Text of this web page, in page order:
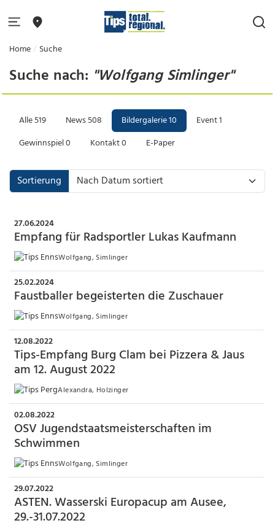
Home Suche
Suche nach: "Wolfgang Simlinger"
Alle519 News508 Bildergalerie10 Event1
Gewinnspiel0 Kontakt0 E-Paper
Sortierung
27.06.2024
Empfang für Radsportler Lukas Kaufmann
Wolfgang, Simlinger
25.02.2024
Faustballer begeisterten die Zuschauer
Wolfgang, Simlinger
12.08.2022
Tips-Empfang Burg Clam bei Pizzera & Jaus
am 12. August 2022
Alexandra, Holzinger
02.08.2022
OSV Jugendstaatsmeisterschaften im
Schwimmen
Wolfgang, Simlinger
29.07.2022
ASTEN. Wasserski Europacup am Ausee,
29.-31.07.2022